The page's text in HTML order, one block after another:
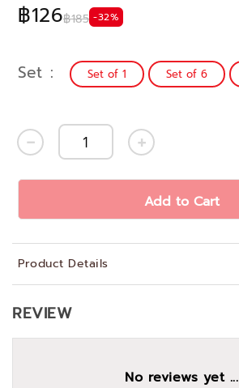
฿126฿185 -32%
Set Set of 1 Set of 6
Add to Cart
Product Details
REVIEW
No reviews yet ...